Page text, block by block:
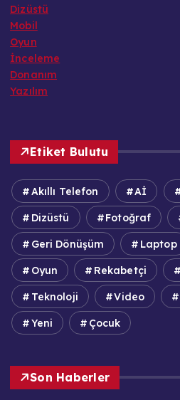
Dizüstü
Mobil
Oyun
İnceleme
Donanım
Yazılım
Etiket Bulutu
Akıllı Telefon Aİ
Dizüstü Fotoğraf
Geri Dönüşüm Laptop
Oyun Rekabetçi
Teknoloji Video
Yeni Çocuk
Son Haberler